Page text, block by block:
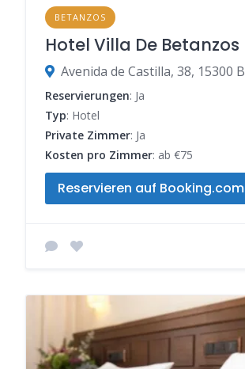
BETANZOS
Hotel Villa De Betanzos
Reservierungen: Ja
Typ: Hotel
Private Zimmer: Ja
Kosten pro Zimmer: ab €75
Reservieren auf Booking.com